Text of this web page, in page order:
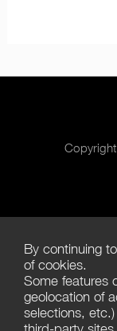
By continuing
of cookies.
Some features
geolocation of
selections,